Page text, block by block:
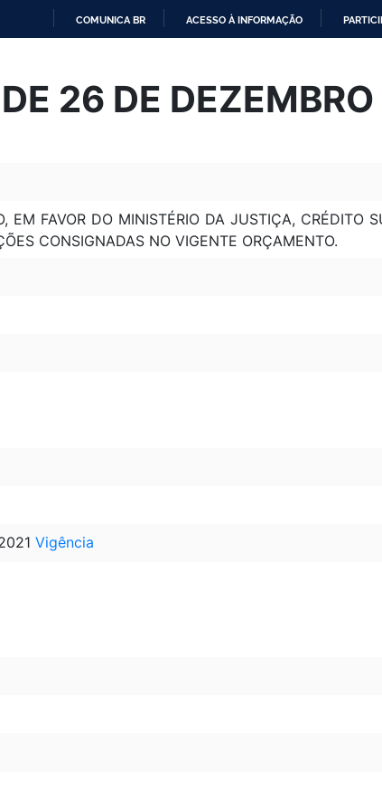
O
CONTEÚDO
COMUNICA BR ACESSO À INFORMAÇÃO
26 DE
EM FAVOR DO MINISTÉRIO DA JUSTIÇA, CRÉDITO
CONSIGNADAS NO VIGENTE ORÇAMENTO.
Vigência